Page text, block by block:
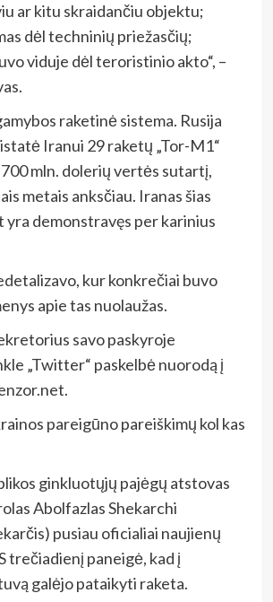
ar kitu skraidančiu objektu;
dėl techninių priežasčių;
viduje dėl teroristinio akto“, –
raketinė sistema. Rusija
Iranui 29 raketų „Tor-M1“
mln. dolerių vertės sutartį,
metais anksčiau. Iranas šias
yra demonstravęs per karinius
kur konkrečiai buvo
apie tas nuolaužas.
savo paskyroje
„Twitter“ paskelbė nuorodą į
pareigūno pareiškimų kol kas
ginkluotųjų pajėgų atstovas
Abolfazlas Shekarchi
pusiau oficialiai naujienų
trečiadienį paneigė, kad į
galėjo pataikyti raketa.